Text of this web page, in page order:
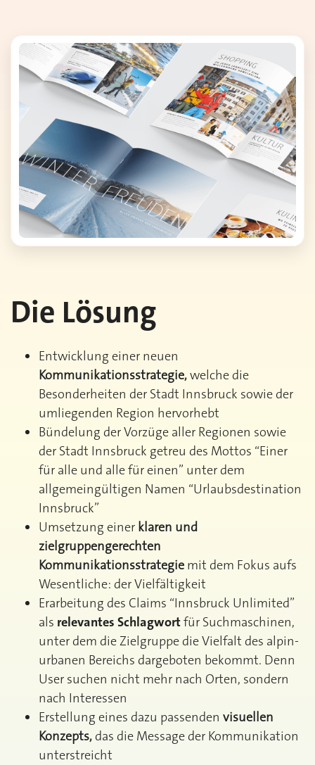
Die Lösung
Entwicklung einer neuen
Kommunikationsstrategie,welche die
Besonderheiten der Stadt Innsbruck sowie der
umliegenden Region hervorhebt
Bündelung der Vorzüge aller Regionen sowie
der Stadt Innsbruck getreu des Mottos “Einer
für alle und alle für einen” unter dem
allgemeingültigen Namen “Urlaubsdestination
Innsbruck”
Umsetzung einer klaren und
zielgruppengerechten
Kommunikationsstrategie mit dem Fokus aufs
Wesentliche: der Vielfältigkeit
Erarbeitung des Claims “Innsbruck Unlimited”
als relevantes Schlagwortfür Suchmaschinen,
unter dem die Zielgruppe die Vielfalt des alpin-
urbanen Bereichs dargeboten bekommt. Denn
User suchen nicht mehr nach Orten, sondern
nach Interessen
Erstellung eines dazu passendenvisuellen
Konzepts, das die Message der Kommunikation
unterstreicht